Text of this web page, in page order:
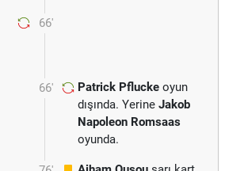
66'
66' Patrick Pflucke oyun
dışında. Yerine Jakob
Napoleon Romsaas
oyunda.